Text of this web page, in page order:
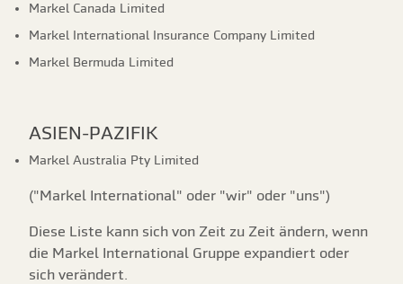
Markel Canada Limited
Markel International Insurance Company Limited
Markel Bermuda Limited
ASIEN-PAZIFIK
Markel Australia Pty Limited
("Markel International" oder "wir" oder "uns")
Diese Liste kann sich von Zeit zu Zeit ändern, wenn
die Markel International Gruppe expandiert oder
sich verändert.